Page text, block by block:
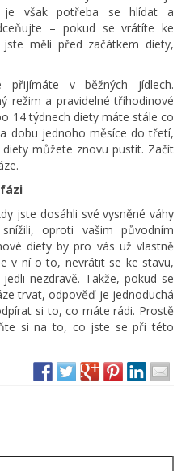
však potřeba se hlídat a
– pokud se vrátíte ke
měli před začátkem diety,
přijímáte v běžných jídlech.
režim a pravidelné tříhodinové
14 týdnech diety máte stále co
dobu jednoho měsíce do třetí,
můžete znovu pustit. Začít
jste dosáhli své vysněné váhy
oproti vašim původním
diety by pro vás už vlastně
v ní o to, nevrátit se ke stavu,
nezdravě. Takže, pokud se
trvat, odpověď je jednoduchá
si to, co máte rádi. Prostě
si na to, co jste se při této